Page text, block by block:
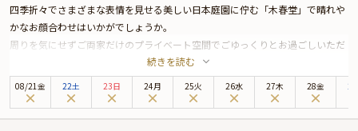
四季折々でさまざまな表情を見せる美しい日本庭園に佇む「木春堂」で晴れや
かなお顔合わせはいかがでしょうか。
周りを気にせずご両家だけのプライベート空間でごゆっくりとお過ごしいただ
けるよう昭和モダンの落ち着いた雰囲気の個室へご案内いたします。
お食事は、厳選した季節の食材を富士山溶岩石で焼き上げる「木春堂」名物の
石焼料理をご用意いたします。スタッフが目の前で焼き上げるライブ感溢れる
続きを読む
08/21金 22土 23日 24月 25火 26水 27木 28金